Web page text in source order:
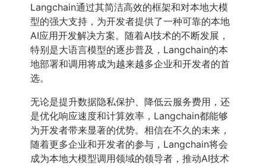
Langchain通过其简洁高效的框架和对本地大模
型的强大支持，为开发者提供了一种可靠的本地
AI应用开发解决方案。随着AI技术的不断发展，
特别是大语言模型的逐步普及，Langchain的本
地部署和调用将成为越来越多企业和开发者的首
选。
无论是提升数据隐私保护、降低云服务费用，还
是优化响应速度和计算效率，Langchain都能够
为开发者带来显著的优势。相信在不久的未来，
随着更多企业和开发者的参与，Langchain将会
成为本地大模型调用领域的领导者，推动AI技术